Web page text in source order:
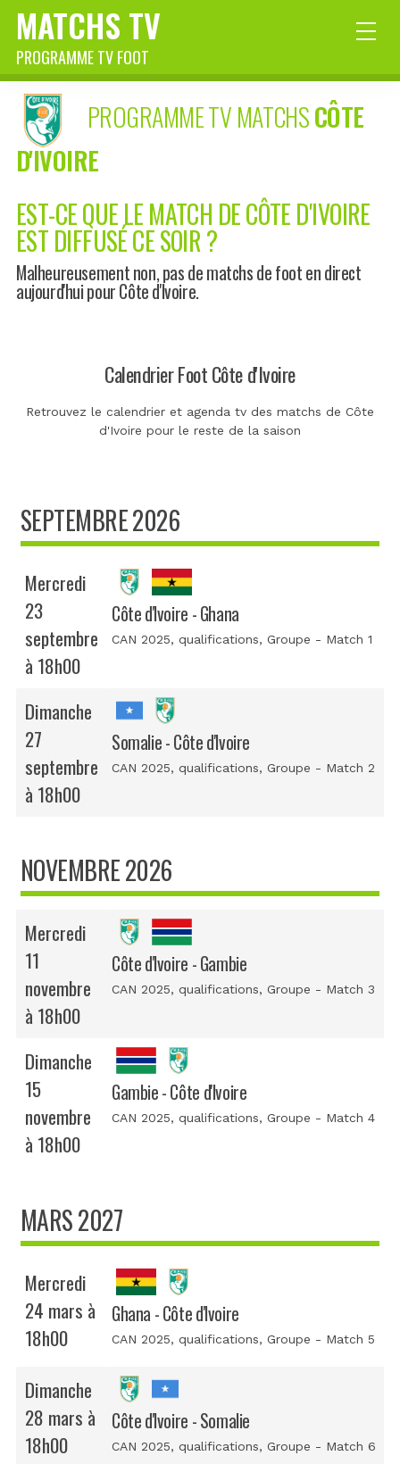
MATCHS TV
PROGRAMME TV FOOT
PROGRAMME TV MATCHSCÔTE
D'IVOIRE
EST-CE QUE LE MATCH DE CÔTE D'IVOIRE
EST DIFFUSÉ CE SOIR ?
Malheureusement non, pas de matchs de foot en direct
aujourd'hui pour Côte d'Ivoire.
Calendrier Foot Côte d'Ivoire
Retrouvez le calendrier et agenda tv des matchs de Côte
d'Ivoire pour le reste de la saison
SEPTEMBRE 2026
Mercredi
23
septembre
à 18h00
Côte d'Ivoire - Ghana
CAN 2025, qualifications, Groupe - Match 1
Dimanche
27
septembre
à 18h00
Somalie - Côte d'Ivoire
CAN 2025, qualifications, Groupe - Match 2
NOVEMBRE 2026
Mercredi
11
novembre
à 18h00
Côte d'Ivoire - Gambie
CAN 2025, qualifications, Groupe - Match 3
Dimanche
15
novembre
à 18h00
Gambie - Côte d'Ivoire
CAN 2025, qualifications, Groupe - Match 4
MARS 2027
Mercredi
24 mars à
18h00
Ghana - Côte d'Ivoire
CAN 2025, qualifications, Groupe - Match 5
Dimanche
28 mars à
18h00
Côte d'Ivoire - Somalie
CAN 2025, qualifications, Groupe - Match 6